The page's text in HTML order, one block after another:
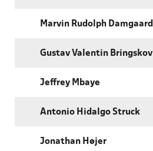
Marvin Rudolph Damgaard
Gustav Valentin Bringskov
Jeffrey Mbaye
Antonio Hidalgo Struck
Jonathan Højer